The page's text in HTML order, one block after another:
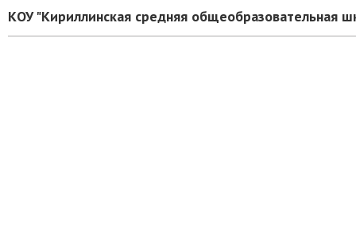
КОУ "Кириллинская средняя общеобразовательная